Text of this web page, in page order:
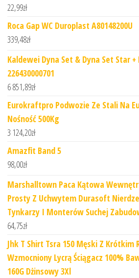
22,99zł
Roca Gap WC Duroplast A80148200U
339,48zł
Kaldewei Dyna Set & Dyna Set Star +
226430000701
6 851,89zł
Eurokraftpro Podwozie Ze Stali Na
Nośność 500Kg
3 124,20zł
Amazfit Band 5
98,00zł
Marshalltown Paca Kątowa
Prosty Z Uchwytem Durasoft
Tynkarzy I Monterów Suchej
64,75zł
Jhk T Shirt Tsra 150 Męski Z Krótkim
Wzmocniony Lycrą Ściągacz 100%
160G Dżinsowy 3Xl